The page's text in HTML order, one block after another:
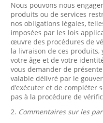
Nous pouvons nous
produits ou de services
nos obligations légales,
imposées par les lois
œuvre des procédures de
la livraison de ces
votre âge et de votre
vous demander de
valable délivré par le
d’exécuter et de compléter
pas à la procédure de
2. Commentaires sur les